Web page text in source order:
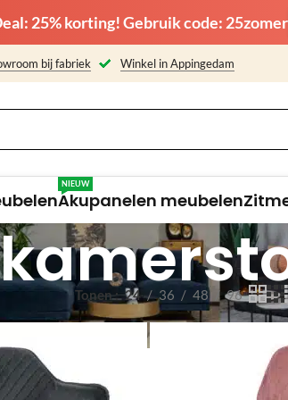
25% korting! Gebruik code: 25zomer
bij fabriek Winkel in Appingedam
Akupanelen meubelen
NIEUW
Tonen 24 36 48 96